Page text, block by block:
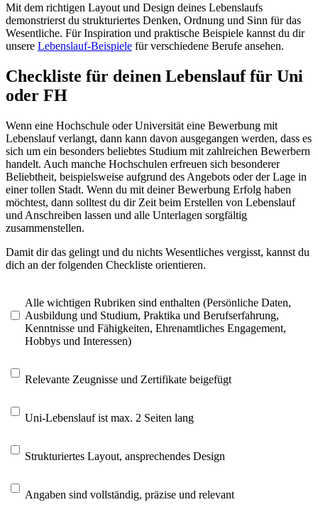
Mit dem richtigen Layout und Design deines Lebenslaufs
demonstrierst du strukturiertes Denken, Ordnung und Sinn für das
Wesentliche. Für Inspiration und praktische Beispiele kannst du dir
unsere Lebenslauf-Beispiele für verschiedene Berufe ansehen.
Checkliste für deinen Lebenslauf für Uni
oder FH
Wenn eine Hochschule oder Universität eine Bewerbung mit
Lebenslauf verlangt, dann kann davon ausgegangen werden, dass es
sich um ein besonders beliebtes Studium mit zahlreichen Bewerbern
handelt. Auch manche Hochschulen erfreuen sich besonderer
Beliebtheit, beispielsweise aufgrund des Angebots oder der Lage in
einer tollen Stadt. Wenn du mit deiner Bewerbung Erfolg haben
möchtest, dann solltest du dir Zeit beim Erstellen von Lebenslauf
und Anschreiben lassen und alle Unterlagen sorgfältig
zusammenstellen.
Damit dir das gelingt und du nichts Wesentliches vergisst, kannst du
dich an der folgenden Checkliste orientieren.
Alle wichtigen Rubriken sind enthalten (Persönliche Daten,
Ausbildung und Studium, Praktika und Berufserfahrung,
Kenntnisse und Fähigkeiten, Ehrenamtliches Engagement,
Hobbys und Interessen)
Relevante Zeugnisse und Zertifikate beigefügt
Uni-Lebenslauf ist max. 2 Seiten lang
Strukturiertes Layout, ansprechendes Design
Angaben sind vollständig, präzise und relevant